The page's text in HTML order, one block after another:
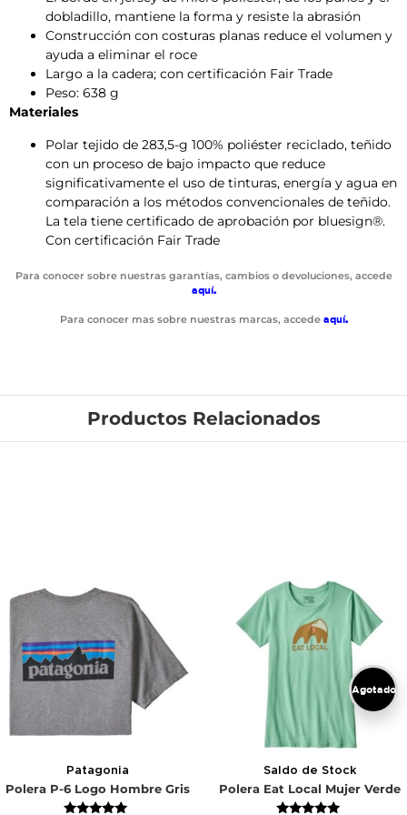
dobladillo, mantiene la forma y resiste la abrasión
Construcción con costuras planas reduce el volumen y
ayuda a eliminar el roce
Largo a la cadera; con certificación Fair Trade
Peso: 638 g
Materiales
Polar tejido de 283,5-g 100% poliéster reciclado, teñido
con un proceso de bajo impacto que reduce
significativamente el uso de tinturas, energía y agua en
comparación a los métodos convencionales de teñido.
La tela tiene certificado de aprobación por bluesign®.
Con certificación Fair Trade
Para conocer sobre nuestras garantías, cambios o devoluciones, accede
aquí.
Para conocer mas sobre nuestras marcas, accede aquí.
Productos Relacionados
Patagonia
Polera P-6 Logo Hombre Gris
Agotado
Saldo de Stock
Polera Eat Local Mujer Verde